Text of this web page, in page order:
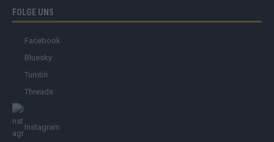
FOLGE UNS
Facebook
Bluesky
Tumblr
Threads
Instagram